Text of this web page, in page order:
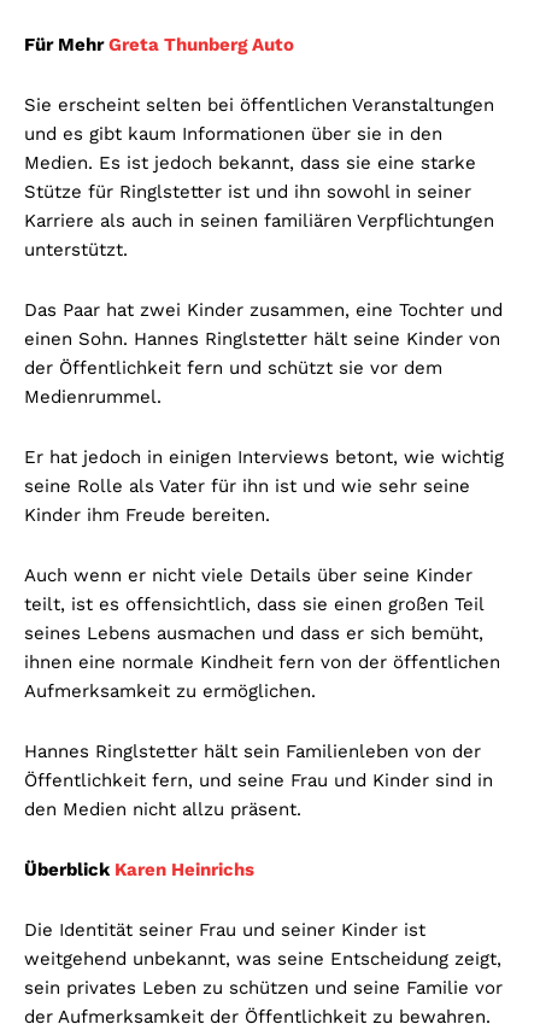
Für MehrGreta Thunberg Auto
Sie erscheint selten bei öffentlichen Veranstaltungen
und es gibt kaum Informationen über sie in den
Medien. Es ist jedoch bekannt, dass sie eine starke
Stütze für Ringlstetter ist und ihn sowohl in seiner
Karriere als auch in seinen familiären Verpflichtungen
unterstützt.
Das Paar hat zwei Kinder zusammen, eine Tochter und
einen Sohn. Hannes Ringlstetter hält seine Kinder von
der Öffentlichkeit fern und schützt sie vor dem
Medienrummel.
Er hat jedoch in einigen Interviews betont, wie wichtig
seine Rolle als Vater für ihn ist und wie sehr seine
Kinder ihm Freude bereiten.
Auch wenn er nicht viele Details über seine Kinder
teilt, ist es offensichtlich, dass sie einen großen Teil
seines Lebens ausmachen und dass er sich bemüht,
ihnen eine normale Kindheit fern von der öffentlichen
Aufmerksamkeit zu ermöglichen.
Hannes Ringlstetter hält sein Familienleben von der
Öffentlichkeit fern, und seine Frau und Kinder sind in
den Medien nicht allzu präsent.
Überblick Karen Heinrichs
Die Identität seiner Frau und seiner Kinder ist
weitgehend unbekannt, was seine Entscheidung zeigt,
sein privates Leben zu schützen und seine Familie vor
der Aufmerksamkeit der Öffentlichkeit zu bewahren.